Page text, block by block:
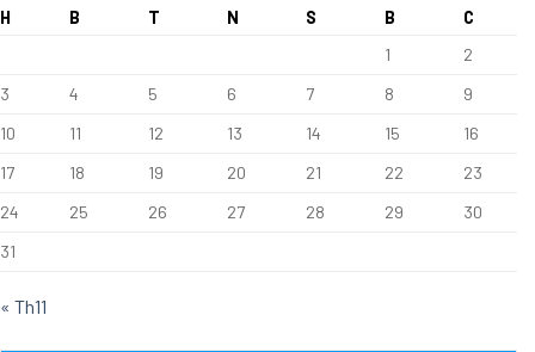
TỨC
H B T N S B
C
1
2
3
4 5 6 7 8
9
10
11 12 13 14 15
16
17
18 19 20 21 22
23
24
25 26 27 28 29
30
31
« Th11